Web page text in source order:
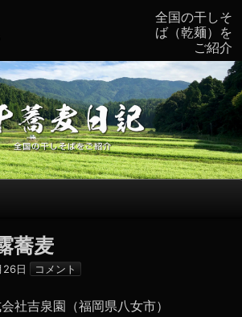
ツ
へ
ス
キ
ッ
プ
全国の干しそ
ば（乾麺）を
ご紹介
蕎麦
26日 コメント
社吉泉園（福岡県八女市）